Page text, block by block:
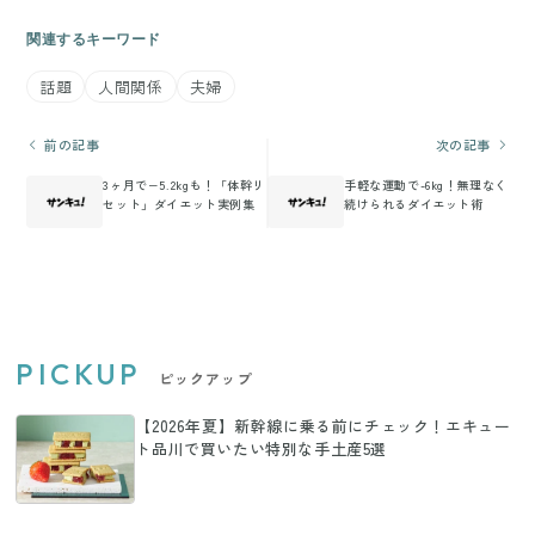
関連するキーワード
話題 人間関係 夫婦
前の記事
3ヶ月で−5.2kgも！「体幹リ
セット」ダイエット実例集
次の記事
手軽な運動で-6kg！無理なく
続けられるダイエット術
PICKUP ピックアップ
【2026年夏】新幹線に乗る前にチェック！エキュー
ト品川で買いたい特別な手土産5選